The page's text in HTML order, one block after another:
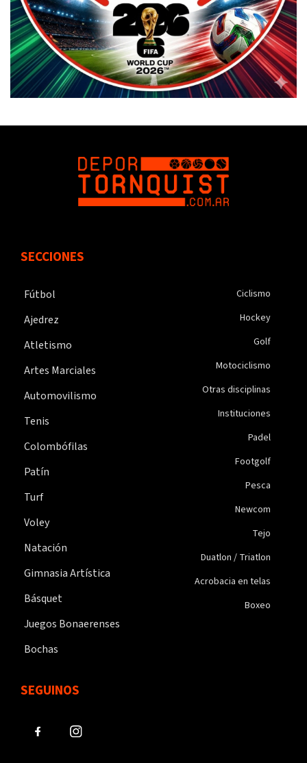
SECCIONES
Fútbol
Ajedrez
Atletismo
Artes Marciales
Automovilismo
Tenis
Colombófilas
Patín
Turf
Voley
Natación
Gimnasia Artística
Básquet
Juegos Bonaerenses
Bochas
Ciclismo
Hockey
Golf
Motociclismo
Otras disciplinas
Instituciones
Padel
Footgolf
Pesca
Newcom
Tejo
Duatlon / Triatlon
Acrobacia en telas
Boxeo
SEGUINOS